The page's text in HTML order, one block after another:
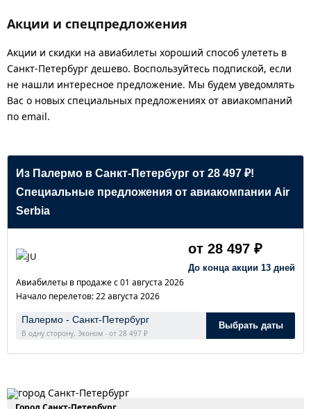
Акции и спецпредложения
Акции и скидки на авиабилеты хороший способ улететь в
Санкт-Петербург дешево. Воспользуйтесь подпиской, если
не нашли интересное предложение. Мы будем уведомлять
Вас о новых специальных предложениях от авиакомпаний
по email.
Из Палермо в Санкт-Петербург от 28 497 ₽!
Специальные предложения от авиакомпании Air
Serbia
от 28 497 ₽
До конца акции 13 дней
Авиабилеты в продаже с 01 августа 2026
Начало перелетов: 22 августа 2026
Палермо - Санкт-Петербург
В одну сторону, Эконом - от 28 497 ₽
Выбрать даты